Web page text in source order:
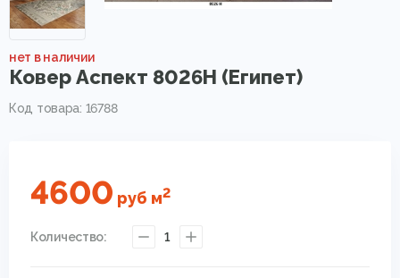
нет в наличии
Ковер Аспект 8026H (Египет)
Код товара: 16788
4600 руб м2
Количество: 1